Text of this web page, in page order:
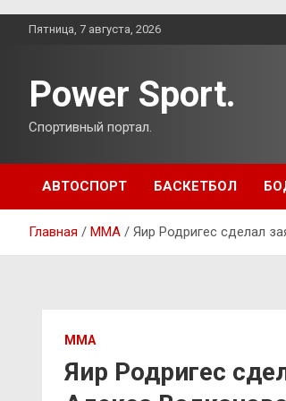
ПерейтиПятница, 7 августа, 2026
Power Sport.
Спортивный портал.
АВТОСПОРТ БАСКЕТБОЛ
Главная ММА Яир Родригес сделал
ММА
Яир Родригес